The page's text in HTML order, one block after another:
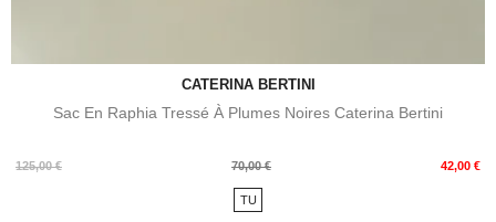
CATERINA BERTINI
Sac En Raphia Tressé À Plumes Noires Caterina Bertini
125,00 €
Prix
70,00 € 42,00 €
Prix
TU